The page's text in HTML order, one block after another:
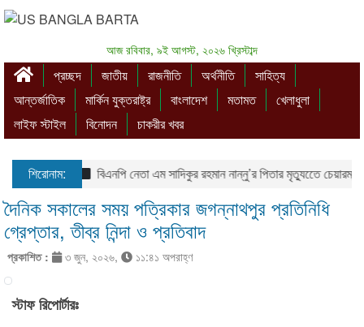
আজ রবিবার, ৯ই আগস্ট, ২০২৬ খ্রিস্টাব্দ
প্রচ্ছদ জাতীয় রাজনীতি অর্থনীতি
সাহিত্য
আন্তর্জাতিক
মার্কিন যুক্তরাষ্ট্র বাংলাদেশ মতামত
খেলাধুলা
লাইফ স্টাইল
বিনোদন চাকরীর খবর
শিরোনাম: বিএনপি নেতা এম সাদিকুর রহমান নান্নু’র পিতার মৃত্যুতেে
দৈনিক সকালের সময় পত্রিকার জগন্নাথপুর প্রতিনিধি
গ্রেপ্তার, তীব্র নিন্দা ও প্রতিবাদ
প্রকাশিত : ৩ জুন, ২০২৬, ১১:৪১ অপরাহ্ণ
স্টাফ রিপোর্টারঃ